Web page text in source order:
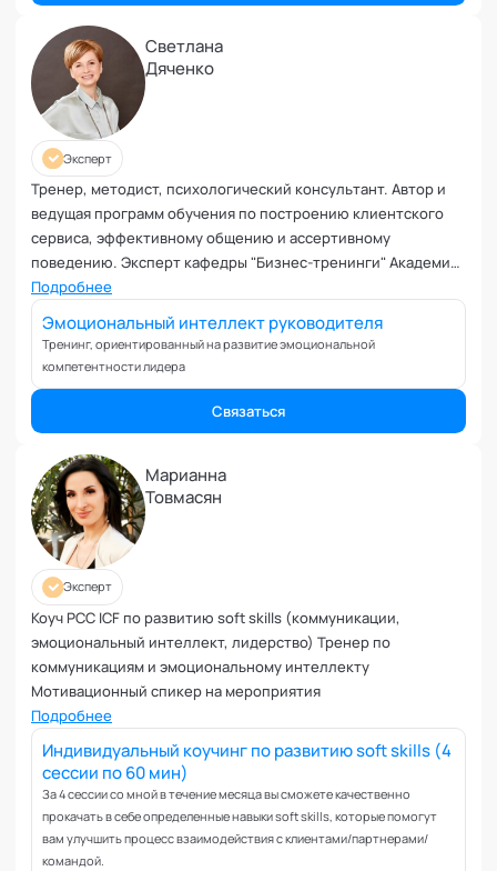
Фасилитация
Физические травмы и реабилитация
Фобии и страхи
Формирование команд
Эмоциональный интеллект
Светлана
Дяченко
Эксперт
Тренер, методист, психологический консультант. Автор и
ведущая программ обучения по построению клиентского
сервиса, эффективному общению и ассертивному
поведению. Эксперт кафедры "Бизнес-тренинги" Академии
социальных технологий
Подробнее
Эмоциональный интеллект руководителя
Тренинг, ориентированный на развитие эмоциональной
компетентности лидера
Связаться
Марианна
Товмасян
Эксперт
Коуч PCC ICF по развитию soft skills (коммуникации,
эмоциональный интеллект, лидерство) Тренер по
коммуникациям и эмоциональному интеллекту
Мотивационный спикер на мероприятия
Подробнее
Индивидуальный коучинг по развитию soft skills (4
сессии по 60 мин)
За 4 сессии со мной в течение месяца вы сможете качественно
прокачать в себе определенные навыки soft skills, которые помогут
вам улучшить процесс взаимодействия с клиентами/партнерами/
командой.